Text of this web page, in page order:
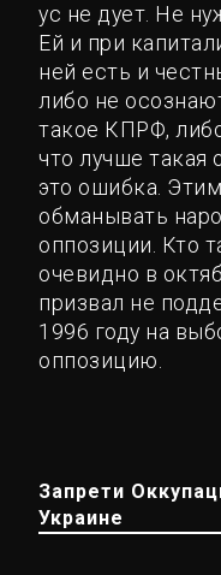
ус не дует. Не
Ей и при
ней есть и
либо не
такое КПРФ,
что лучше такая
это ошибка.
обманывать
оппозиции. Кто
очевидно в
призвал не
1996 году на
оппозицию.
Запрети
Украине